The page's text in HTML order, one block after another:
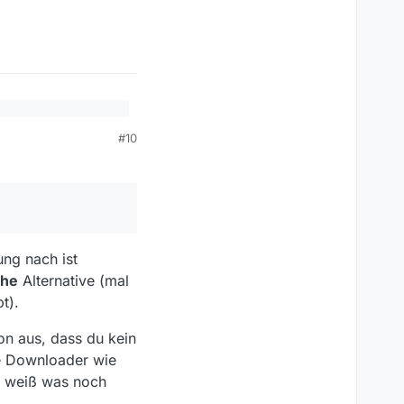
haben. Es geht
macOS-Software
auch MV). Ich
#10
nach ist
Alternative (mal
aus, dass du kein
Downloader wie
was noch